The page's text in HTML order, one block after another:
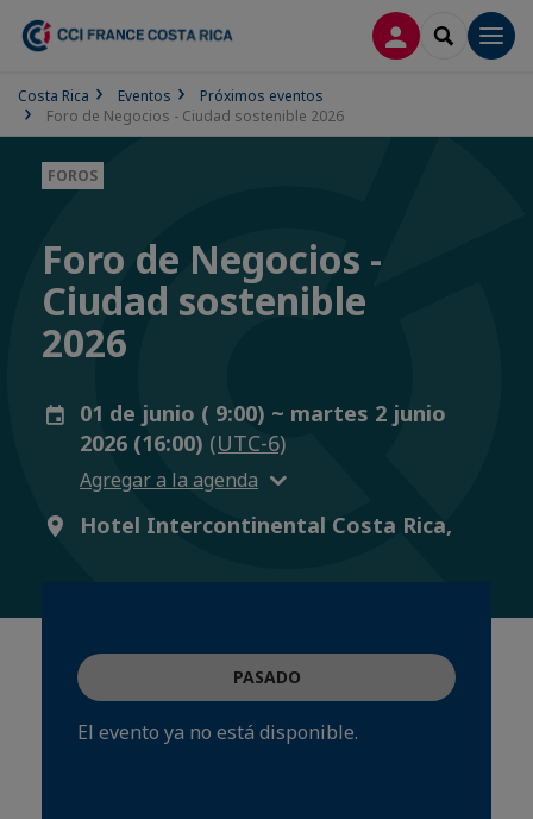
CONECTARSE
SEARCH
Costa Rica Eventos
Próximos eventos
Foro de Negocios - Ciudad sostenible 2026
FOROS
Foro de Negocios -
Ciudad sostenible
2026
01 de junio ( 9:00) ~ martes 2 junio
2026 (16:00) (UTC-6)
Agregar a la agenda
Hotel Intercontinental Costa Rica,
PASADO
El evento ya no está disponible.